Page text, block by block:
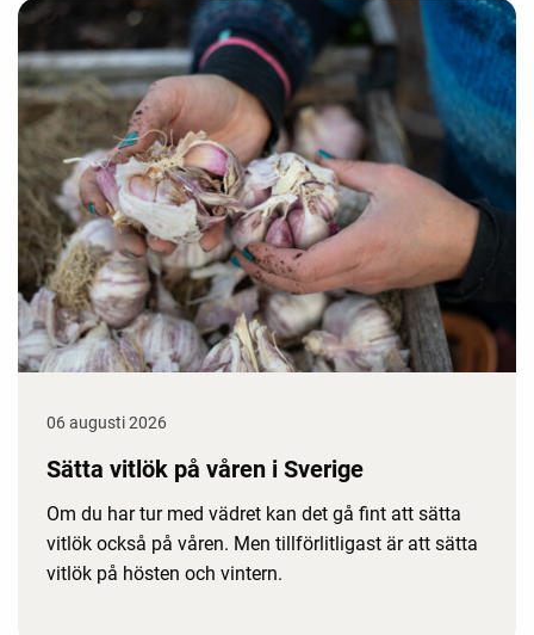
06 augusti 2026
Sätta vitlök på våren i Sverige
Om du har tur med vädret kan det gå fint att sätta
vitlök också på våren. Men tillförlitligast är att sätta
vitlök på hösten och vintern.